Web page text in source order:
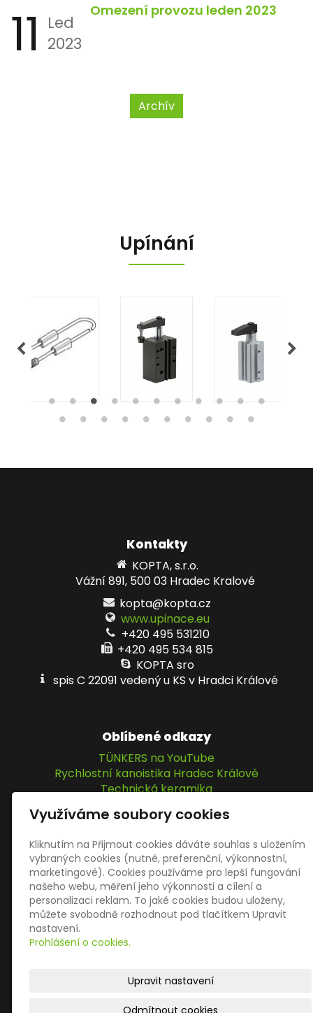
11
Led
2023
Omezení provozu leden 2023
Archív
Upínání
Kontakty
KOPTA, s.r.o.
Vážní 891, 500 03 Hradec Kralové
kopta@kopta.cz
www.upinace.eu
+420 495 531210
+420 495 534 815
KOPTA sro
spis C 22091 vedený u KS v Hradci Králové
Oblíbené odkazy
TÜNKERS na YouTube
Rychlostní kanoistika Hradec Králové
Technická keramika
KOPTA, s.r.o.
Sociální sítě
– VÍCE NEŽ JEN UPÍNÁNÍ
Využíváme soubory cookies
Kliknutím na Přijmout cookies dáváte souhlas s uložením
vybraných cookies (nutné, preferenční, výkonnostní,
marketingové). Cookies používáme pro lepší fungování
našeho webu, měření jeho výkonnosti a cílení a
personalizaci reklam. To jaké cookies budou uloženy,
můžete svobodně rozhodnout pod tlačítkem Upravit
nastavení.
Prohlášení o cookies.
Upravit nastavení
Odmítnout cookies